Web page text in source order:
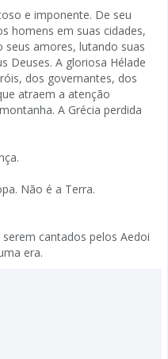
e imponente. De seu
homens em suas cidades,
seus amores, lutando suas
Deuses. A gloriosa Hélade
dos governantes, dos
atraem a atenção
A Grécia perdida
Não é a Terra.
cantados pelos Aedoi
era.